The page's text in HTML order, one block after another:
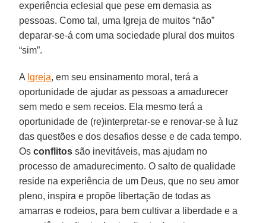
experiência eclesial que pese em demasia as
pessoas. Como tal, uma Igreja de muitos “não”
deparar-se-á com uma sociedade plural dos muitos
“sim”.
A Igreja, em seu ensinamento moral, terá a
oportunidade de ajudar as pessoas a amadurecer
sem medo e sem receios. Ela mesmo terá a
oportunidade de (re)interpretar-se e renovar-se à luz
das questões e dos desafios desse e de cada tempo.
Osconflitossão inevitáveis, mas ajudam no
processo de amadurecimento. O salto de qualidade
reside na experiência de um Deus, que no seu amor
pleno, inspira e propõe libertação de todas as
amarras e rodeios, para bem cultivar a liberdade e a